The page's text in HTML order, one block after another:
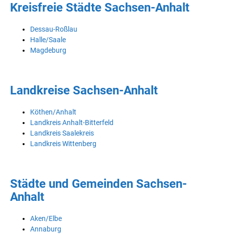
Kreisfreie Städte Sachsen-Anhalt
Dessau-Roßlau
Halle/Saale
Magdeburg
Landkreise Sachsen-Anhalt
Köthen/Anhalt
Landkreis Anhalt-Bitterfeld
Landkreis Saalekreis
Landkreis Wittenberg
Städte und Gemeinden Sachsen-
Anhalt
Aken/Elbe
Annaburg